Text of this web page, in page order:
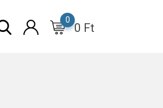
0 Ft
0